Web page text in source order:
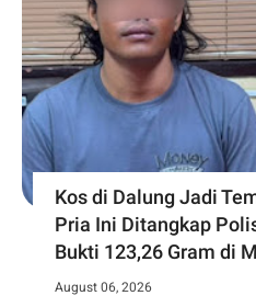
Kos di Dalung Jadi
Pria Ini Ditangkap
Bukti 123,26 Gram di
August 06, 2026